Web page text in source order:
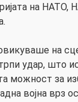
на НАТО,
на
удар, што
можност за
војна врз